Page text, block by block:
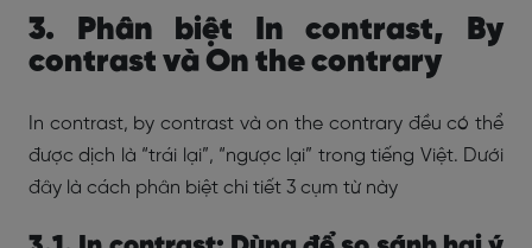
3. Phân biệt In contrast, By
contrast và On the contrary
In contrast, by contrast và on the contrary đều có thể
được dịch là “trái lại”, “ngược lại” trong tiếng Việt. Dưới
đây là cách phân biệt chi tiết 3 cụm từ này